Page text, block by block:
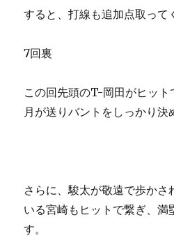
すると、打線も追加点取って
7回裏
この回先頭のT-岡田がヒッ
月が送りバントをしっかり決
さらに、駿太が敬遠で歩かさ
いる宮崎もヒットで繋ぎ、満
す。